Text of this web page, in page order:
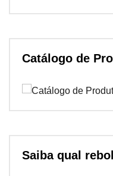
Catálogo de
Saiba qual